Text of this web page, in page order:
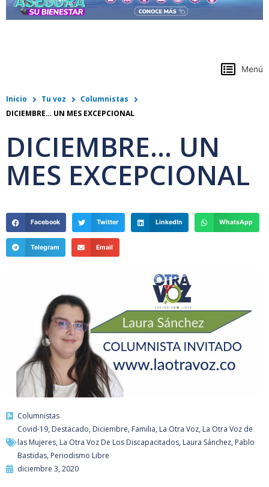
Menú
Inicio Tu voz
Columnistas
DICIEMBRE… UN MES EXCEPCIONAL
DICIEMBRE… UN
MES EXCEPCIONAL
Facebook Twitter LinkedIn WhatsApp
Telegram Email
Columnistas
Covid-19, Destacado, Diciembre, Familia, La Otra Voz, La Otra Voz de
las Mujeres, La Otra Voz De Los Discapacitados, Laura Sánchez, Pablo
Bastidas, Periodismo Libre
diciembre 3, 2020